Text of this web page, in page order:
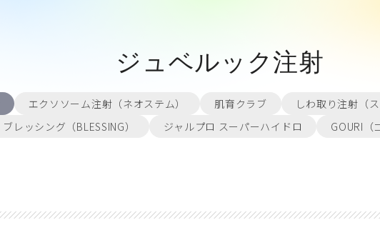
ジュベルック注射
エクソソーム注射（ネオステム） 肌育クラブ
しわ取り注射（
ブレッシング（BLESSING）
ジャルプロ スーパーハイドロ GOURI（